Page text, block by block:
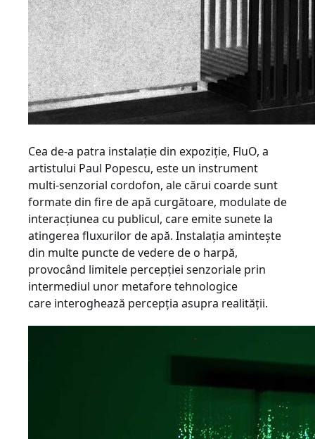
Cea de-a patra instalaţie din expoziţie, FluO, a
artistului Paul Popescu, este un instrument
multi-senzorial cordofon, ale cărui coarde sunt
formate din fire de apă curgătoare, modulate de
interacţiunea cu publicul, care emite sunete la
atingerea fluxurilor de apă. Instalaţia aminteşte
din multe puncte de vedere de o harpă,
provocând limitele percepţiei senzoriale prin
intermediul unor metafore tehnologice
care interoghează percepţia asupra realităţii.